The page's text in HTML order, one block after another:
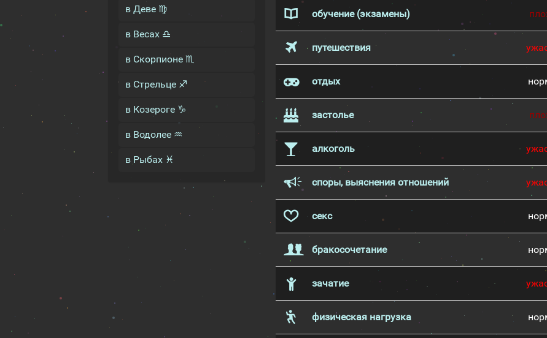
в Деве ♍
в Весах ♎
в Скорпионе ♏
в Стрельце ♐
в Козероге ♑
в Водолее ♒
в Рыбах ♓
обучение (экзамены)
путешествия
отдых
застолье
алкоголь
споры, выяснения отношений
секс
бракосочетание
зачатие
физическая нагрузка